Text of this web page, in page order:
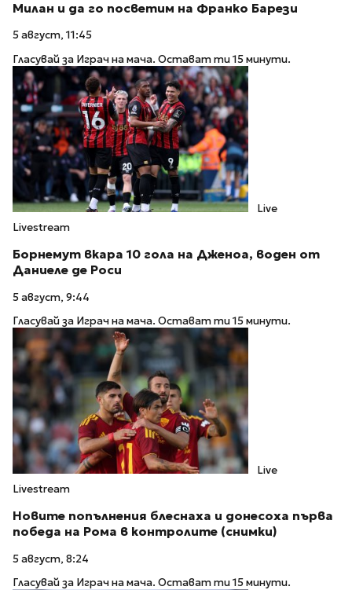
Милан и да го посветим на Франко Барези
5 август, 11:45
Гласувай за Играч на мача. Остават ти 15 минути.
Live
Livestream
Борнемут вкара 10 гола на Дженоа, воден от
Даниеле де Роси
5 август, 9:44
Гласувай за Играч на мача. Остават ти 15 минути.
Live
Livestream
Новите попълнения блеснаха и донесоха първа
победа на Рома в контролите (снимки)
5 август, 8:24
Гласувай за Играч на мача. Остават ти 15 минути.